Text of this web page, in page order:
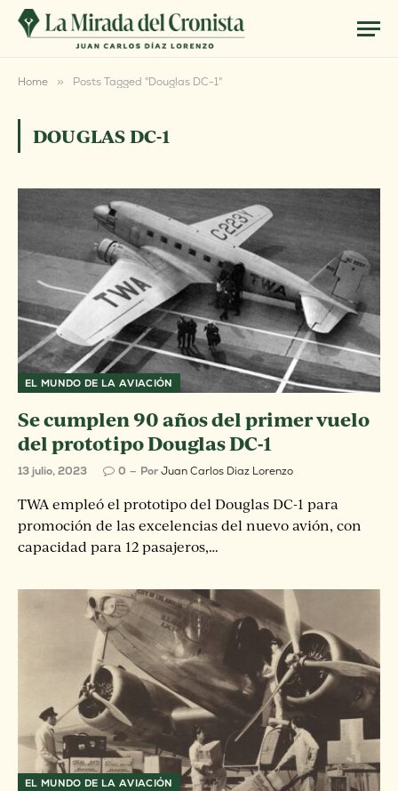
Home » Posts Tagged "Douglas DC-1"
DOUGLAS DC-1
EL MUNDO DE LA AVIACIÓN
Se cumplen 90 años del primer vuelo
del prototipo Douglas DC-1
13 julio, 2023 0 PorJuan Carlos Diaz Lorenzo
TWA empleó el prototipo del Douglas DC-1 para
promoción de las excelencias del nuevo avión, con
capacidad para 12 pasajeros,…
EL MUNDO DE LA AVIACIÓN